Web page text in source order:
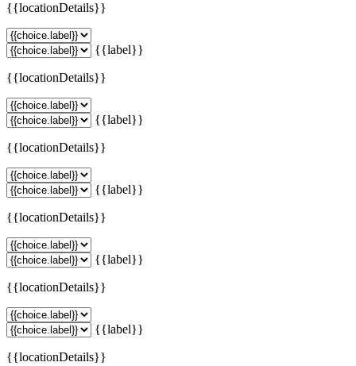
{{locationDetails}}
{{label}}
{{locationDetails}}
{{label}}
{{locationDetails}}
{{label}}
{{locationDetails}}
{{label}}
{{locationDetails}}
{{label}}
{{locationDetails}}